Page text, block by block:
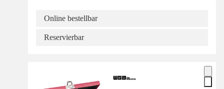
Online bestellbar
Reservierbar